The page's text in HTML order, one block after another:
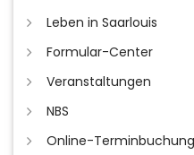
Leben in Saarlouis
Formular-Center
Veranstaltungen
NBS
Online-Terminbuchung